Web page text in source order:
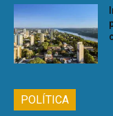
POLÍTICA